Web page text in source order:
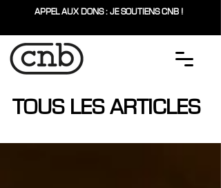
APPEL AUX DONS : JE SOUTIENS CNB !
TOUS LES ARTICLES